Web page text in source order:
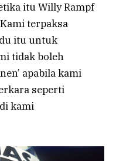
itu Willy Rampf
terpaksa
itu untuk
tidak boleh
apabila kami
seperti
kami